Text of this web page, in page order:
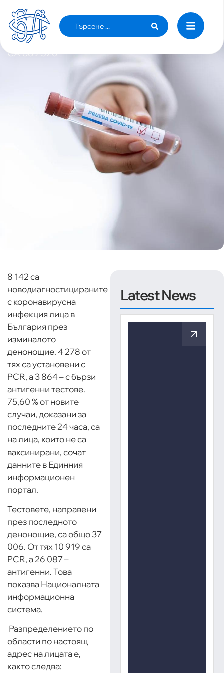
4 ФЕВРУАРИ: 980 402 СА ПОТВЪРДЕНИТЕ
СЛУЧАИ НА COVID-19 У НАС, ИЗЛЕКУВАНИТЕ
СА 689 326
8 142 са
новодиагностицираните
с коронавирусна
инфекция лица в
България през
изминалото
денонощие. 4 278 от
тях са установени с
PCR, а 3 864 – с бързи
антигенни тестове.
75,60 % от новите
случаи, доказани за
последните 24 часа, са
на лица, които не са
ваксинирани, сочат
данните в Единния
информационен
портал.
Тестовете, направени
през последното
денонощие, са общо 37
006. От тях 10 919 са
PCR, а 26 087 –
антигенни. Това
показва Националната
информационна
система.
Разпределението по
области по настоящ
адрес на лицата е,
както следва:
Latest News